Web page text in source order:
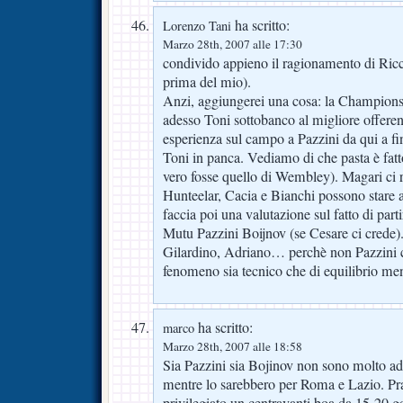
Lorenzo Tani ha scritto:
Marzo 28th, 2007 alle 17:30
condivido appieno il ragionamento di
prima del mio).
Anzi, aggiungerei una cosa: la
adesso Toni sottobanco al migliore
esperienza sul campo a Pazzini da qui a
Toni in panca. Vediamo di che pasta è
vero fosse quello di Wembley). Magari ci
Hunteelar, Cacia e Bianchi possono
faccia poi una valutazione sul fatto di
Mutu Pazzini Boijnov (se Cesare ci
Gilardino, Adriano… perchè non Pazzini
fenomeno sia tecnico che di equilibrio
marco ha scritto:
Marzo 28th, 2007 alle 18:58
Sia Pazzini sia Bojinov non sono molto
mentre lo sarebbero per Roma e Lazio.